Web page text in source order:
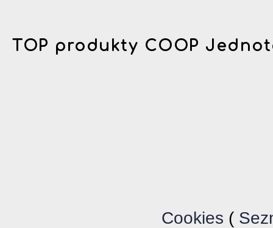
TOP produkty COOP
Cookies (